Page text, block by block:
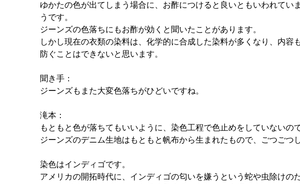
ゆかたの色が出てしまう場合に、お酢につけると良いともいわれて
うです。
ジーンズの色落ちにもお酢が効くと聞いたことがあります。
しかし現在の衣類の染料は、化学的に合成した染料が多くなり、内
防ぐことはできないと思います。
聞き手：
ジーンズもまた大変色落ちがひどいですね。
滝本：
もともと色が落ちてもいいように、染色工程で色止めをしていないので
ジーンズのデニム生地はもともと帆布から生まれたもので、ごつごつ
染色はインディゴです。
アメリカの開拓時代に、インディゴの匂いを嫌うという蛇や虫除けの